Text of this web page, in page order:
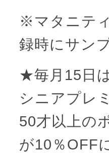
※マタニテ
録時にサン
★毎月15日
シニアプレ
50才以上の
が10％OFF